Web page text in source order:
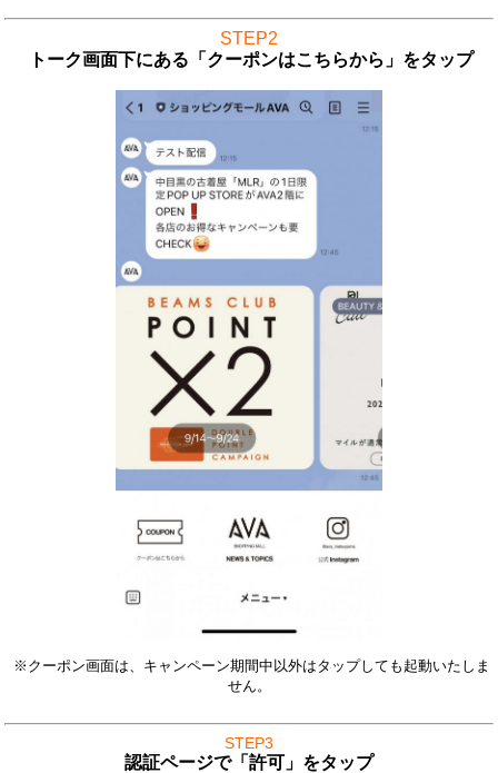
STEP2
トーク画面下にある「クーポンはこちらから」をタップ
※クーポン画面は、キャンペーン期間中以外はタップしても起動いたしま
せん。
STEP3
認証ページで「許可」をタップ